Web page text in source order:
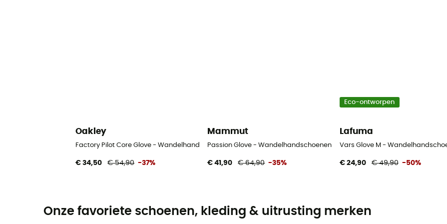
Oakley
Factory Pilot Core Glove - Wandelhandschoenen
€ 34,50 € 54,90 -37%
Mammut
Passion Glove - Wandelhandschoenen
€ 41,90 € 64,90 -35%
Eco-ontworpen
Lafuma
Vars Glove M -
€ 24,90 € 49,90 -50%
Onze favoriete schoenen, kleding & uitrusting merken